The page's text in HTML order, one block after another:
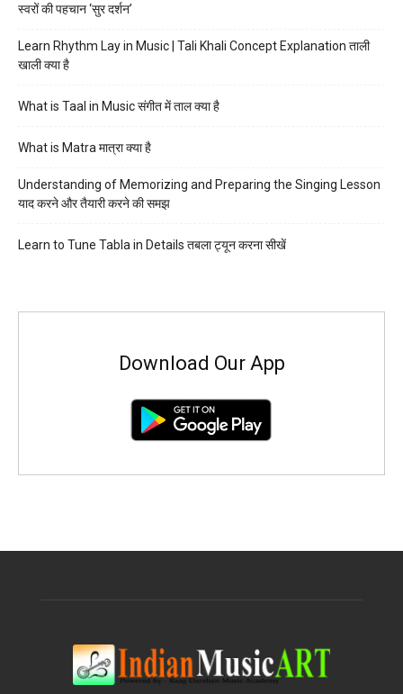
स्वरों की पहचान ‘सुर दर्शन’
Learn Rhythm Lay in Music | Tali Khali Concept Explanation ताली
खाली क्या है
What is Taal in Music संगीत में ताल क्या है
What is Matra मात्रा क्या है
Understanding of Memorizing and Preparing the Singing Lesson
याद करने और तैयारी करने की समझ
Learn to Tune Tabla in Details तबला ट्यून करना सीखें
Download Our App